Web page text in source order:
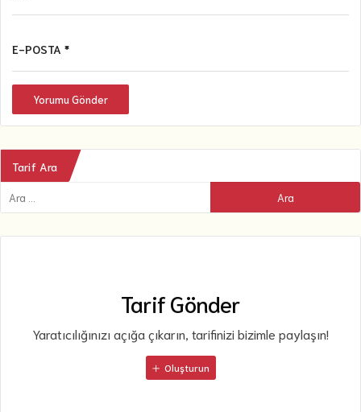
E-POSTA *
Yorumu Gönder
Tarif Ara
Tarif Gönder
Yaratıcılığınızı açığa çıkarın, tarifinizi bizimle paylaşın!
Oluşturun